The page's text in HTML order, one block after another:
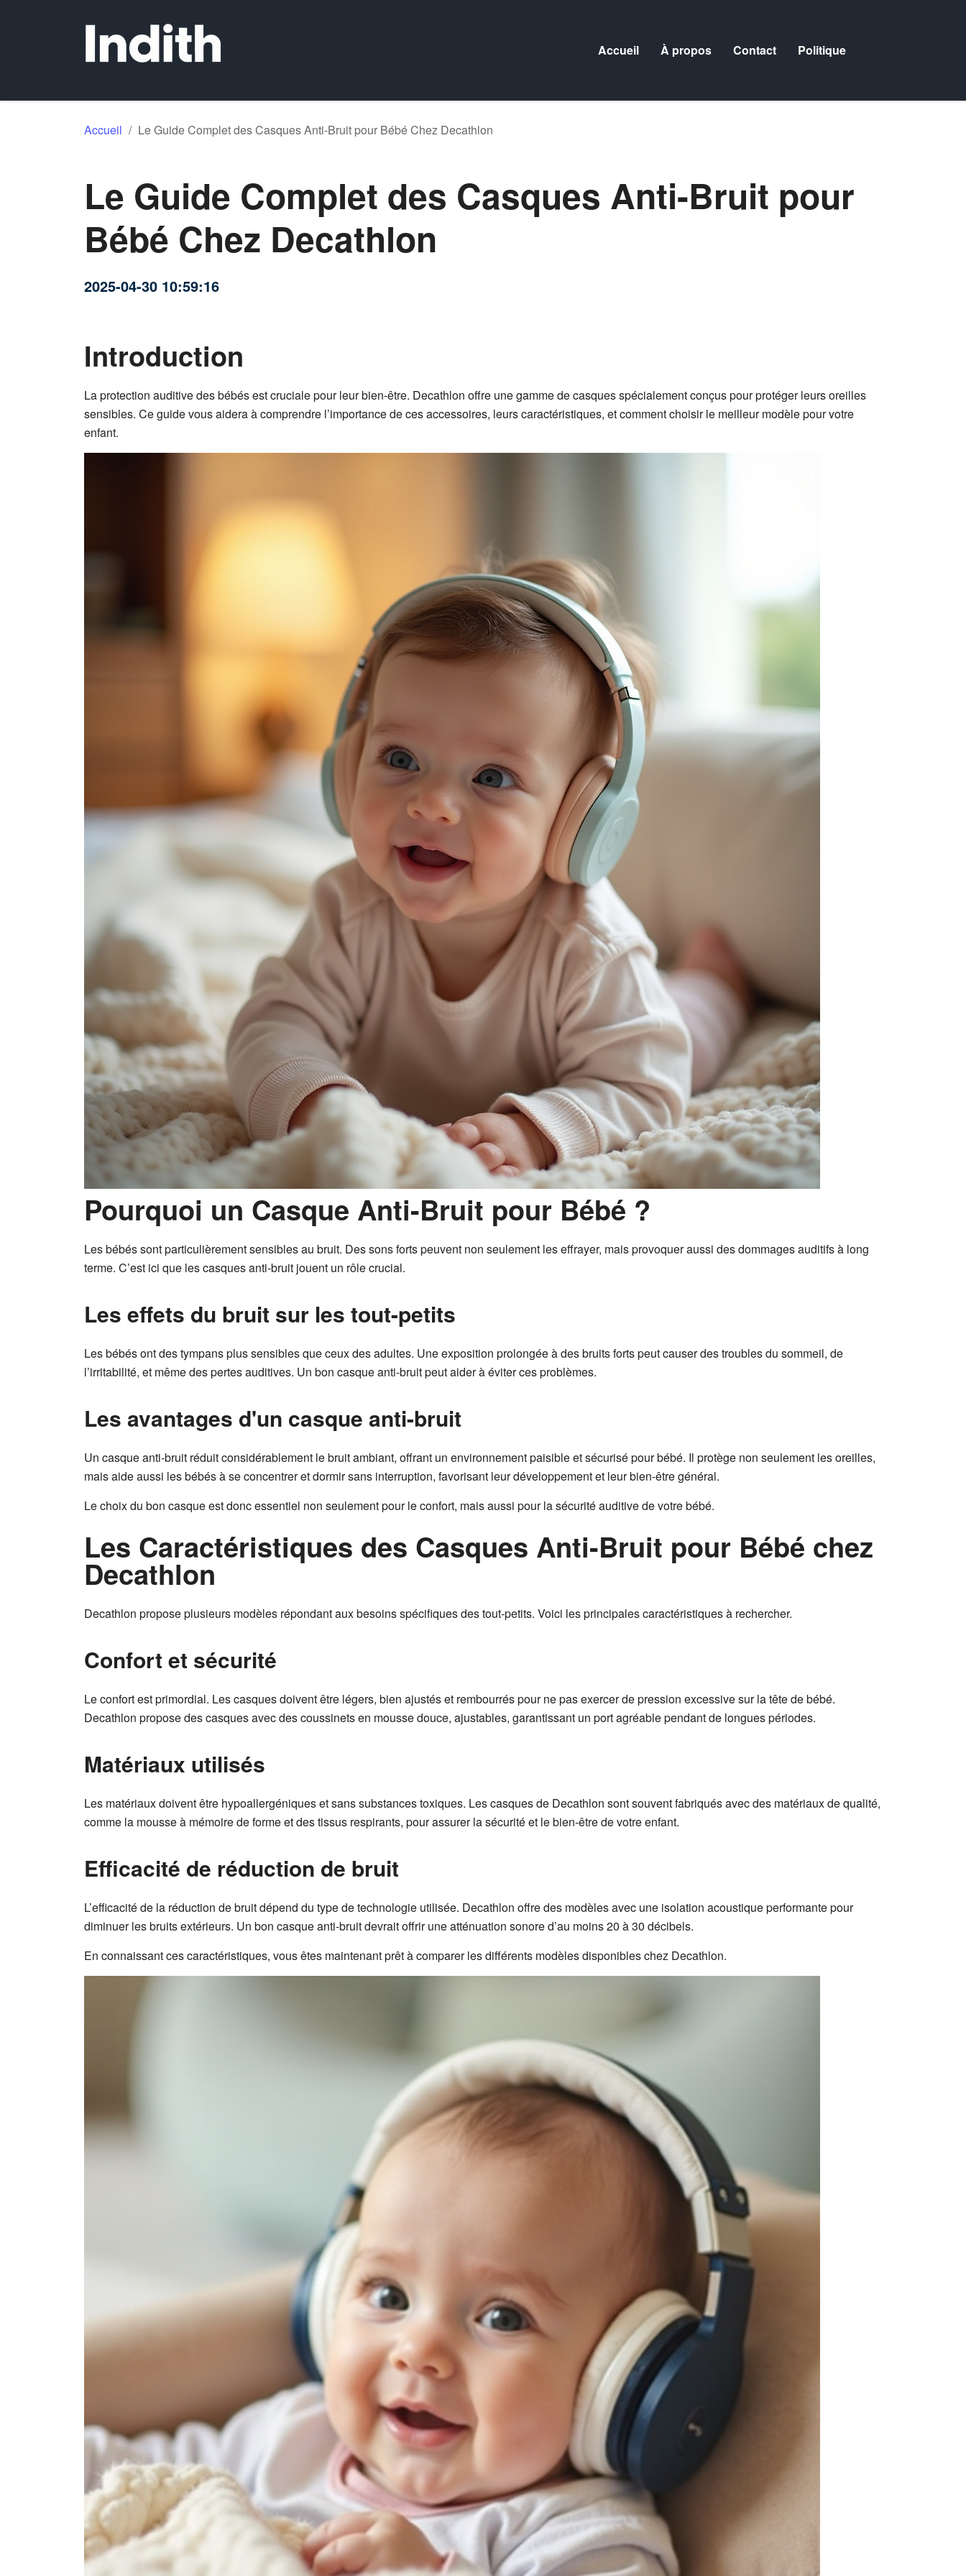
Accueil À propos Contact Politique
Accueil / Le Guide Complet des Casques Anti-Bruit pour Bébé Chez Decathlon
Le Guide Complet des Casques Anti-Bruit pour
Bébé Chez Decathlon
2025-04-30 10:59:16
Introduction
La protection auditive des bébés est cruciale pour leur bien-être. Decathlon offre une gamme de casques spécialement conçus pour protéger leurs oreilles
sensibles. Ce guide vous aidera à comprendre l’importance de ces accessoires, leurs caractéristiques, et comment choisir le meilleur modèle pour votre
enfant.
Pourquoi un Casque Anti-Bruit pour Bébé ?
Les bébés sont particulièrement sensibles au bruit. Des sons forts peuvent non seulement les effrayer, mais provoquer aussi des dommages auditifs à long
terme. C’est ici que les casques anti-bruit jouent un rôle crucial.
Les effets du bruit sur les tout-petits
Les bébés ont des tympans plus sensibles que ceux des adultes. Une exposition prolongée à des bruits forts peut causer des troubles du sommeil, de
l’irritabilité, et même des pertes auditives. Un bon casque anti-bruit peut aider à éviter ces problèmes.
Les avantages d'un casque anti-bruit
Un casque anti-bruit réduit considérablement le bruit ambiant, offrant un environnement paisible et sécurisé pour bébé. Il protège non seulement les oreilles,
mais aide aussi les bébés à se concentrer et dormir sans interruption, favorisant leur développement et leur bien-être général.
Le choix du bon casque est donc essentiel non seulement pour le confort, mais aussi pour la sécurité auditive de votre bébé.
Les Caractéristiques des Casques Anti-Bruit pour Bébé chez
Decathlon
Decathlon propose plusieurs modèles répondant aux besoins spécifiques des tout-petits. Voici les principales caractéristiques à rechercher.
Confort et sécurité
Le confort est primordial. Les casques doivent être légers, bien ajustés et rembourrés pour ne pas exercer de pression excessive sur la tête de bébé.
Decathlon propose des casques avec des coussinets en mousse douce, ajustables, garantissant un port agréable pendant de longues périodes.
Matériaux utilisés
Les matériaux doivent être hypoallergéniques et sans substances toxiques. Les casques de Decathlon sont souvent fabriqués avec des matériaux de qualité,
comme la mousse à mémoire de forme et des tissus respirants, pour assurer la sécurité et le bien-être de votre enfant.
Efficacité de réduction de bruit
L’efficacité de la réduction de bruit dépend du type de technologie utilisée. Decathlon offre des modèles avec une isolation acoustique performante pour
diminuer les bruits extérieurs. Un bon casque anti-bruit devrait offrir une atténuation sonore d’au moins 20 à 30 décibels.
En connaissant ces caractéristiques, vous êtes maintenant prêt à comparer les différents modèles disponibles chez Decathlon.